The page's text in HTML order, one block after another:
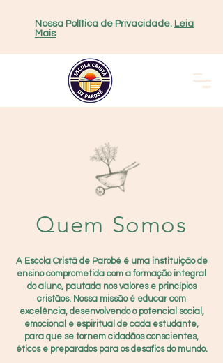
Nossa Política de Privacidade. Leia
Mais
Quem Somos
A Escola Cristã de Parobé é uma instituição de
ensino comprometida com a formação integral
do aluno, pautada nos valores e princípios
cristãos. Nossa missão é educar com
excelência, desenvolvendo o potencial social,
emocional e espiritual de cada estudante,
para que se tornem cidadãos conscientes,
éticos e preparados para os desafios do mundo.